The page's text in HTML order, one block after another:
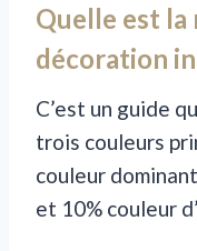
Quelle est la
décoration
C’est un guide
trois couleurs
couleur
et 10% couleur